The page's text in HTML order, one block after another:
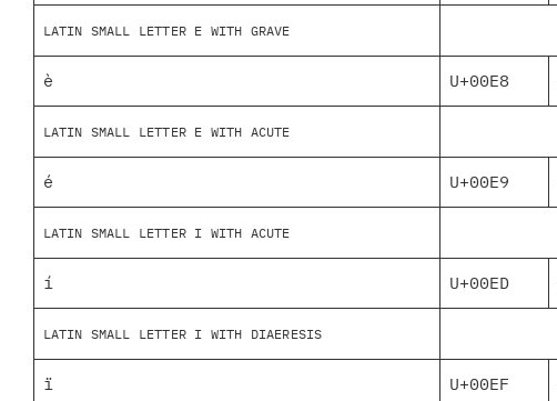
LATIN SMALL LETTER E WITH GRAVE
è U+00E8
LATIN SMALL LETTER E WITH ACUTE
é U+00E9
LATIN SMALL LETTER I WITH ACUTE
í U+00ED
LATIN SMALL LETTER I WITH DIAERESIS
ï U+00EF